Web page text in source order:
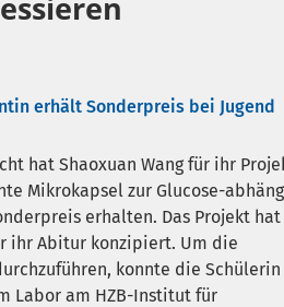
erhält Sonderpreis bei Jugend
hat Shaoxuan Wang für ihr
Mikrokapsel zur Glucose-
erhalten. Das Projekt hat
ihr Abitur konzipiert. Um die
konnte die Schülerin
Labor am HZB-Institut für